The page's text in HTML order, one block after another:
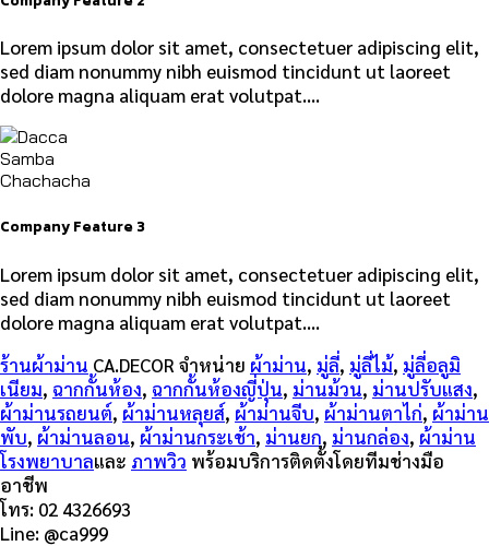
Lorem ipsum dolor sit amet, consectetuer adipiscing elit,
sed diam nonummy nibh euismod tincidunt ut laoreet
dolore magna aliquam erat volutpat….
Company Feature 3
Lorem ipsum dolor sit amet, consectetuer adipiscing elit,
sed diam nonummy nibh euismod tincidunt ut laoreet
dolore magna aliquam erat volutpat….
ร้านผ้าม่าน CA.DECOR จำหน่าย ผ้าม่าน, มู่ลี่, มู่ลี่ไม้, มู่ลี่อลูมิ
เนียม, ฉากกั้นห้อง, ฉากกั้นห้องญี่ปุ่น, ม่านม้วน, ม่านปรับแสง,
ผ้าม่านรถยนต์, ผ้าม่านหลุยส์, ผ้าม่านจีบ, ผ้าม่านตาไก่, ผ้าม่าน
พับ, ผ้าม่านลอน, ผ้าม่านกระเช้า, ม่านยก, ม่านกล่อง, ผ้าม่าน
โรงพยาบาลและ ภาพวิว พร้อมบริการติดตั้งโดยทีมช่างมือ
อาชีพ
โทร: 02 4326693
Line: @ca999